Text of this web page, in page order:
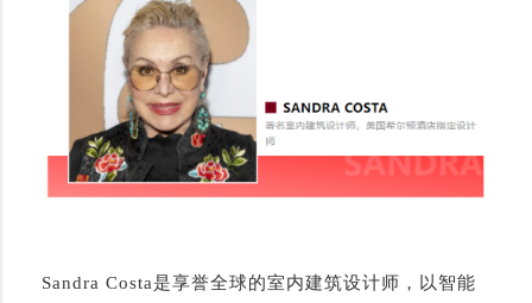
Sandra Costa是享誉全球的室内建筑设计师，以智能